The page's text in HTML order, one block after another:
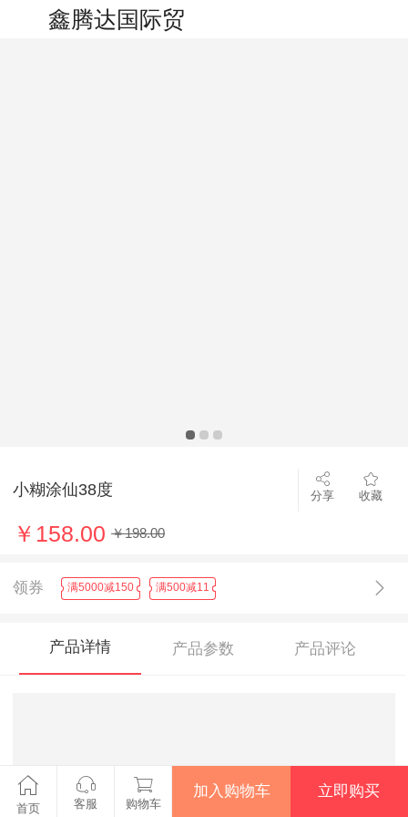
小糊涂仙38度 分享 收藏
￥158.00 ￥198.00
领券 满5000减150 满500减11
产品详情 产品参数 产品评论
首页 客服 购物车
加入购物车 立即购买